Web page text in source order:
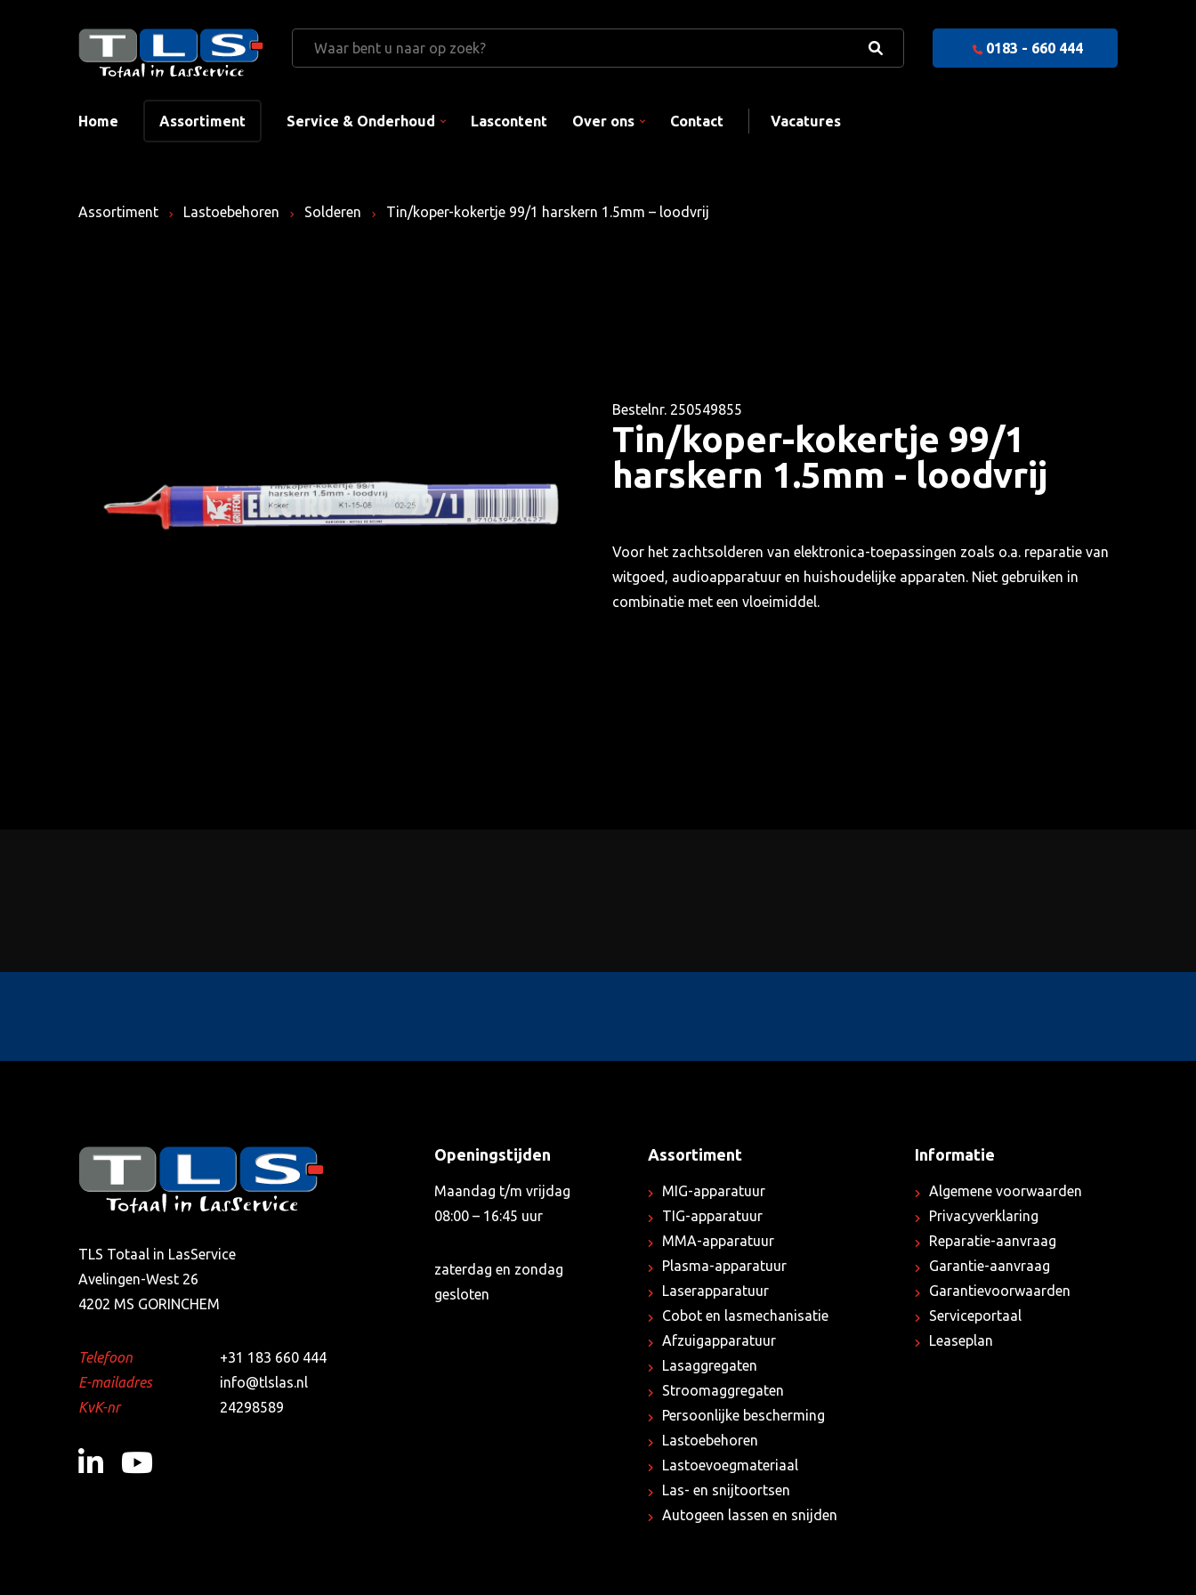
0183 - 660 444
Home Assortiment Service & Onderhoud Lascontent Over ons Contact Vacatures
Assortiment Lastoebehoren Solderen Tin/koper-kokertje 99/1 harskern 1.5mm – loodvrij
Bestelnr. 250549855
Tin/koper-kokertje 99/1
harskern 1.5mm - loodvrij
Voor het zachtsolderen van elektronica-toepassingen zoals o.a. reparatie van
witgoed, audioapparatuur en huishoudelijke apparaten. Niet gebruiken in
combinatie met een vloeimiddel.
TLS Totaal in LasService
Avelingen-West 26
4202 MS GORINCHEM
Telefoon
+31 183 660 444
E-mailadres
info@tlslas.nl
KvK-nr
24298589
Openingstijden
Maandag t/m vrijdag
08:00 – 16:45 uur
zaterdag en zondag
gesloten
Assortiment
MIG-apparatuur
TIG-apparatuur
MMA-apparatuur
Plasma-apparatuur
Laserapparatuur
Cobot en lasmechanisatie
Afzuigapparatuur
Lasaggregaten
Stroomaggregaten
Persoonlijke bescherming
Lastoebehoren
Lastoevoegmateriaal
Las- en snijtoortsen
Autogeen lassen en snijden
Informatie
Algemene voorwaarden
Privacyverklaring
Reparatie-aanvraag
Garantie-aanvraag
Garantievoorwaarden
Serviceportaal
Leaseplan